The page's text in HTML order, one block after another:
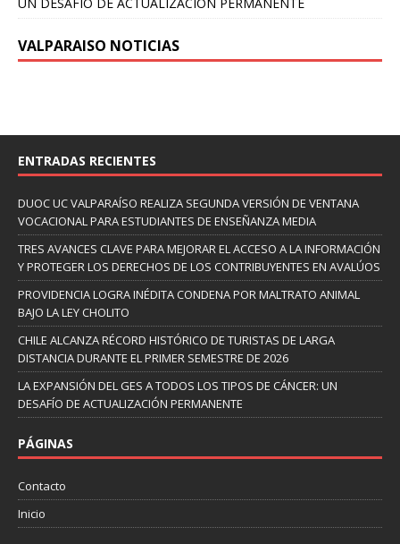
VALPARAISO NOTICIAS
ENTRADAS RECIENTES
DUOC UC VALPARAÍSO REALIZA SEGUNDA VERSIÓN DE VENTANA
VOCACIONAL PARA ESTUDIANTES DE ENSEÑANZA MEDIA
TRES AVANCES CLAVE PARA MEJORAR EL ACCESO A LA INFORMACIÓN
Y PROTEGER LOS DERECHOS DE LOS CONTRIBUYENTES EN AVALÚOS
PROVIDENCIA LOGRA INÉDITA CONDENA POR MALTRATO ANIMAL
BAJO LA LEY CHOLITO
CHILE ALCANZA RÉCORD HISTÓRICO DE TURISTAS DE LARGA
DISTANCIA DURANTE EL PRIMER SEMESTRE DE 2026
LA EXPANSIÓN DEL GES A TODOS LOS TIPOS DE CÁNCER: UN
DESAFÍO DE ACTUALIZACIÓN PERMANENTE
PÁGINAS
Contacto
Inicio